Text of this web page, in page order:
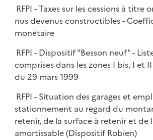
RFPI - Taxes sur les cessions à titre
nus devenus constructibles -
monétaire
RFPI - Dispositif "Besson neuf" -
comprises dans les zones I bis, I et
du 29 mars 1999
RFPI - Situation des garages et
stationnement au regard du
retenir, de la surface à retenir et de
amortissable (Dispositif Robien)